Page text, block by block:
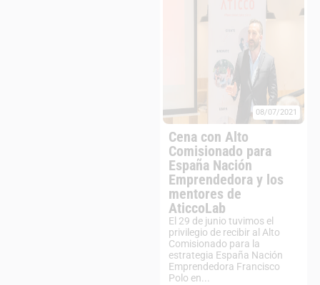
08/07/2021
Cena con Alto
Comisionado para
España Nación
Emprendedora y los
mentores de
AticcoLab
El 29 de junio tuvimos el
privilegio de recibir al Alto
Comisionado para la
estrategia España Nación
Emprendedora Francisco
Polo en...